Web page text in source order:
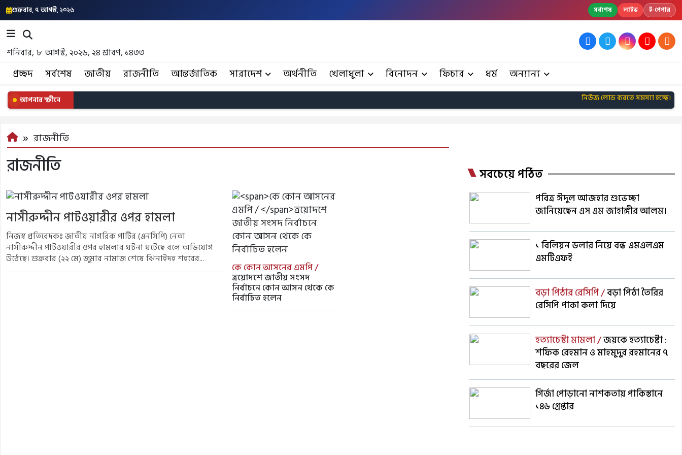
শুক্রবার, ৭ আগস্ট, ২০২৬ সর্বশেষ লাইভ ই-পেপার
শনিবার, ৮ আগস্ট, ২০২৬, ২৪ শ্রাবণ, ১৪৩৩
প্রচ্ছদ সর্বশেষ জাতীয় রাজনীতি আন্তর্জাতিক সারাদেশ অর্থনীতি খেলাধুলা বিনোদন ফিচার ধর্ম অন্যান্য
আপনার স্ক্রীনে নিউজ লোড করতে সমস্যা হচ্ছে।
রাজনীতি
রাজনীতি
নাসীরুদ্দীন পাটওয়ারীর ওপর হামলা
নিজস্ব প্রতিবেদকঃ জাতীয় নাগরিক পার্টির (এনসিপি) নেতা
নাসীরুদ্দীন পাটওয়ারীর ওপর হামলার ঘটনা ঘটেছে বলে অভিযোগ
উঠেছে। শুক্রবার (২২ মে) জুমার নামাজ শেষে ঝিনাইদহ শহরের...
কে কোন আসনের এমপি /
ত্রয়োদশে জাতীয় সংসদ
নির্বাচনে কোন আসন থেকে কে
নির্বাচিত হলেন
সবচেয়ে পঠিত
পবিত্র ঈদুল আজহার শুভেচ্ছা
জানিয়েছেন এস এম জাহাঙ্গীর আলম।
১ বিলিয়ন ডলার নিয়ে বন্ধ এমএলএম
এমটিএফই
বড়া পিঠার রেসিপি /বড়া পিঠা তৈরির
রেসিপি পাকা কলা দিয়ে
হত্যাচেস্টা মামলা /জয়কে হত্যাচেষ্টা :
শফিক রেহমান ও মাহমুদুর রহমানের ৭
বছরের জেল
গির্জা পোড়ানো নাশকতায় পাকিস্তানে
১৪৬ গ্রেপ্তার